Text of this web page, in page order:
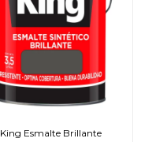
King Esmalte Brillante